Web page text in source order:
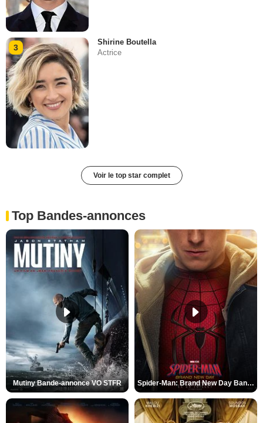
3
Shirine Boutella
Actrice
Voir le top star complet
Top Bandes-annonces
Mutiny Bande-annonce VO STFR Spider-Man: Brand New Day Bande-annonce VO STFR